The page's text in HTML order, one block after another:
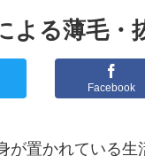
よる薄毛・
Facebook
が置かれている